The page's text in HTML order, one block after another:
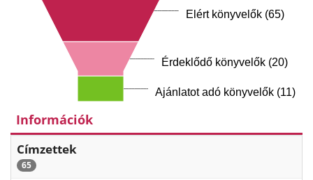
Elért könyvelők (65)
Érdeklődő könyvelők (20)
Ajánlatot adó könyvelők (11)
Információk
Címzettek
65